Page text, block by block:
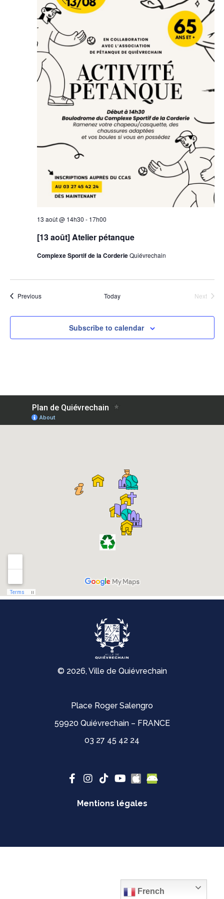
13 août @ 14h30 - 17h00
[13 août] Atelier pétanque
Complexe Sportif de la CorderieQuiévrechain
PreviousEvents Today Next
Subscribe to calendar
© 2026, Ville de Quiévrechain
Place Roger Salengro
59920 Quiévrechain – FRANCE
03 27 45 42 24
Mentions légales
French